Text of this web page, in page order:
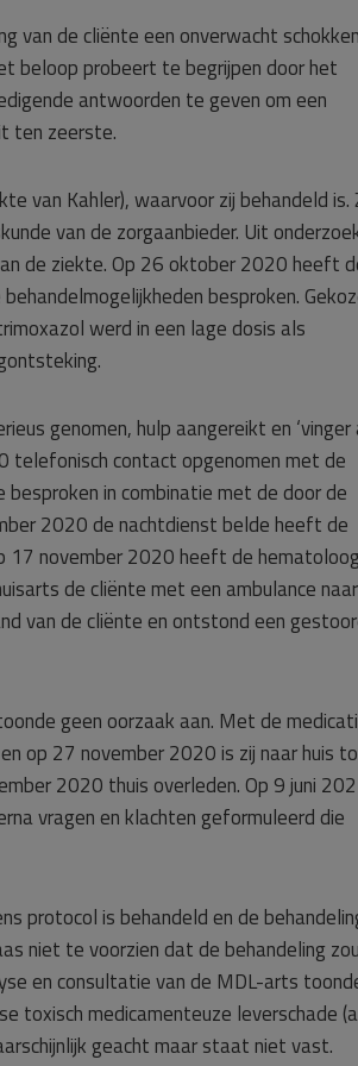
van de cliënte een onverwacht
beloop probeert te begrijpen door het
antwoorden te geven om een
ten zeerste.
van Kahler), waarvoor zij behandeld is.
van de zorgaanbieder. Uit
de ziekte. Op 26 oktober 2020 heeft
besproken.
werd in een lage dosis als
genomen, hulp aangereikt en ‘vinger
telefonisch contact opgenomen met de
in combinatie met de door de
2020 de nachtdienst belde heeft de
17 november 2020 heeft de
de cliënte met een ambulance
van de cliënte en ontstond een
geen oorzaak aan. Met de
op 27 november 2020 is zij naar huis
2020 thuis overleden. Op 9 juni
vragen en klachten geformuleerd die
protocol is behandeld en de
niet te voorzien dat de behandeling
en consultatie van de MDL-arts
toxisch medicamenteuze leverschade
geacht maar staat niet vast.